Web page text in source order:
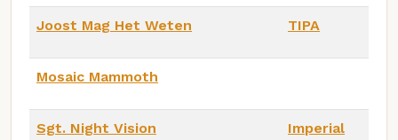
Joost Mag Het Weten TIPA
Mosaic Mammoth
Sgt. Night Vision
Imperial